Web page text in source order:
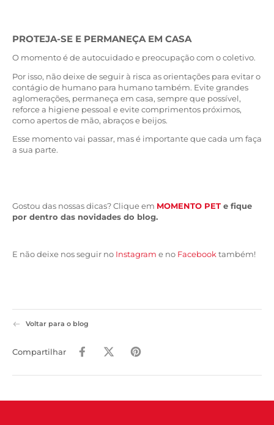
PROTEJA-SE E PERMANEÇA EM CASA
O momento é de autocuidado e preocupação com o coletivo.
Por isso, não deixe de seguir à risca as orientações para evitar o
contágio de humano para humano também. Evite grandes
aglomerações, permaneça em casa, sempre que possível,
reforce a higiene pessoal e evite comprimentos próximos,
como apertos de mão, abraços e beijos.
Esse momento vai passar, mas é importante que cada um faça
a sua parte.
Gostou das nossas dicas? Clique em MOMENTO PET e fique
por dentro das novidades do blog.
E não deixe nos seguir no Instagram e no Facebook também!
Voltar para o blog
Compartilhar